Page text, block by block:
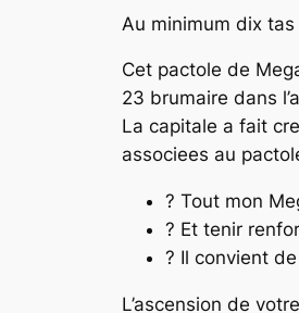
Au minimum dix
Cet pactole de
23 brumaire dans
La capitale a fait
associees au
? Tout mon
? Et tenir
? Il convient
L’ascension de